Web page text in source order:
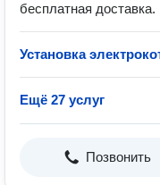
бесплатная доставка.
Установка
Ещё 27 услуг
Позвонить